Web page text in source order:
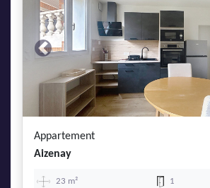
Previous
Appartement
Aizenay
23 m² 1